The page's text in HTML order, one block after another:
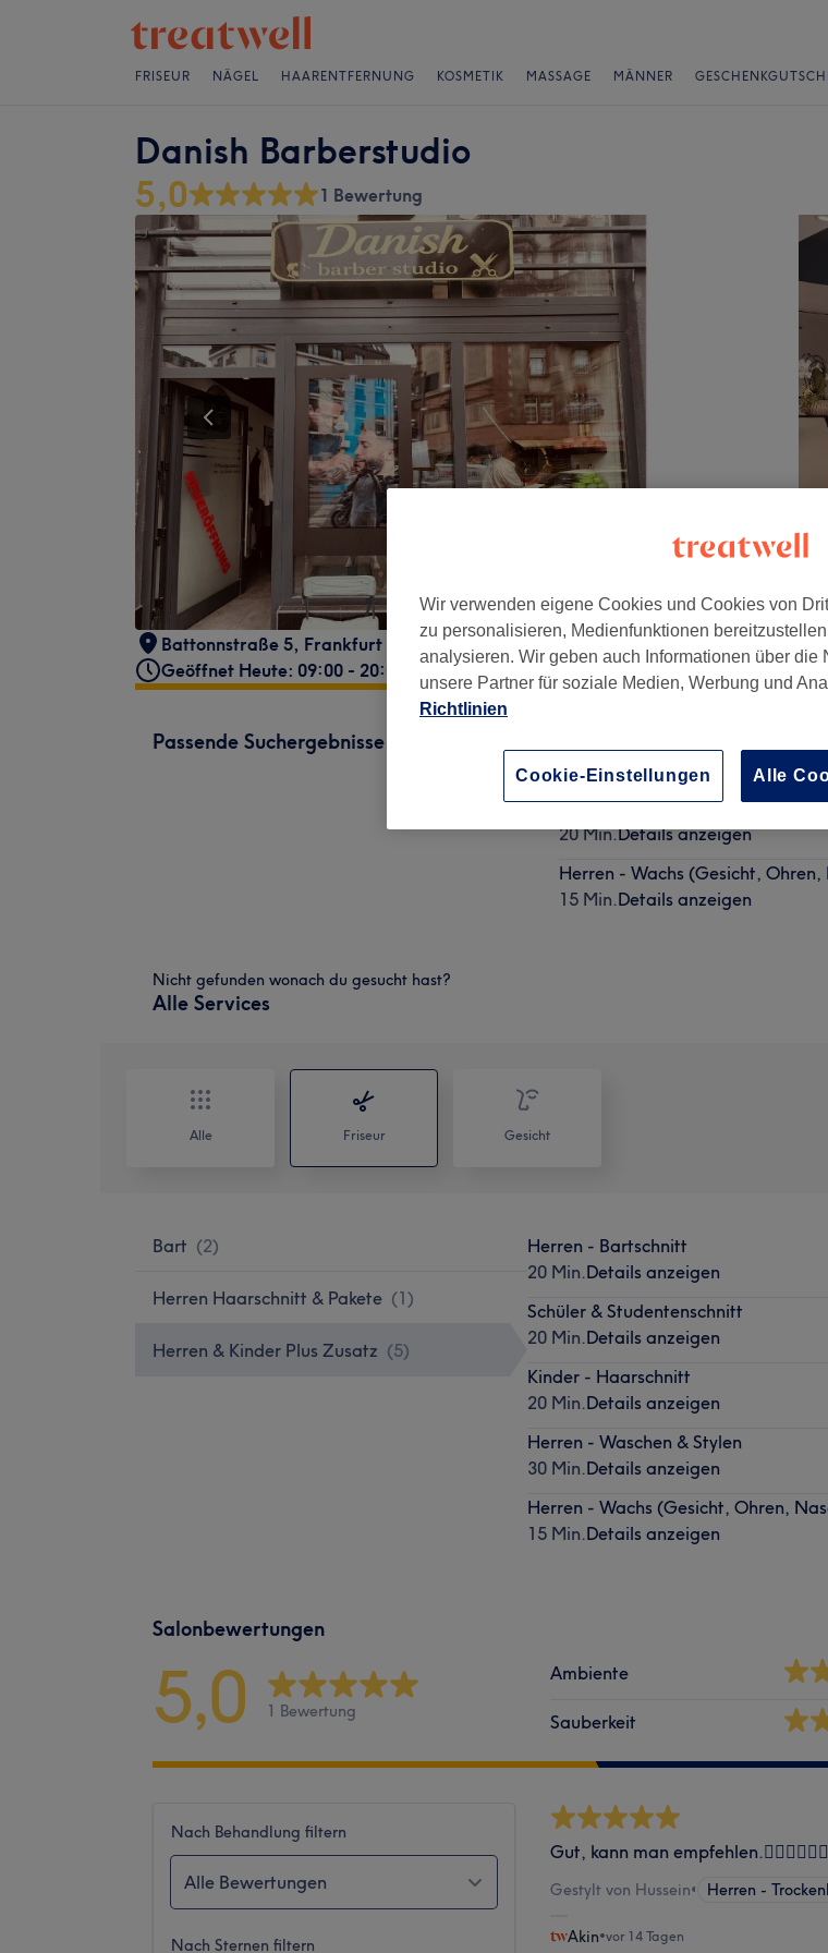
FRISEUR NÄGEL HAARENTFERNUNG KOSMETIK MASSAGE MÄNNER
Danish Barberstudio
5,0 1 Bewertung
Battonnstraße 5, Frankfurt am Main, 60311
Geöffnet Heute: 09:00 - 20:00
Passende Suchergebnisse
20 Min.Details anzeigen
Schüler & Studentenschnitt
20 Min.Details anzeigen
Herren - Wachs (Gesicht, Ohren,
15 Min.Details anzeigen
Nicht gefunden wonach du gesucht hast?
Alle Services
Alle Friseur Gesicht
Bart (2)
Herren Haarschnitt & Pakete (1)
Herren & Kinder Plus Zusatz (5)
Herren - Bartschnitt
20 Min.Details anzeigen
Schüler & Studentenschnitt
20 Min.Details anzeigen
Kinder - Haarschnitt
20 Min.Details anzeigen
Herren - Waschen & Stylen
30 Min.Details anzeigen
Herren - Wachs (Gesicht, Ohren,
15 Min.Details anzeigen
Salonbewertungen
5,0 1 Bewertung
Ambiente
Sauberkeit
Nach Behandlung filtern
Alle Bewertungen
Nach Sternen filtern
Gut, kann man empfehlen.👍🏼👍🏼👍🏼
Gestylt von Hussein• Herren -
Akin•vor 14 Tagen
Wir verwenden eigene Cookies und Cookies von
zu personalisieren, Medienfunktionen
analysieren. Wir geben auch Informationen über die
unsere Partner für soziale Medien, Werbung und
Richtlinien
Cookie-Einstellungen Alle